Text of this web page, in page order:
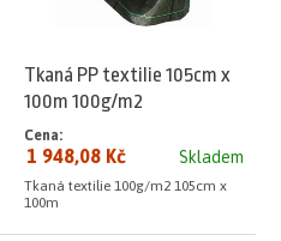
Tkaná PP textilie 105cm x
100m 100g/m2
Skladem
Cena:
1 948,08 Kč
Tkaná textilie 100g/m2 105cm x
100m